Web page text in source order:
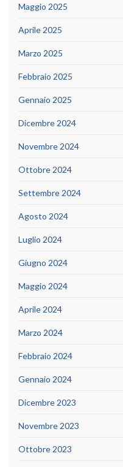
Maggio 2025
Aprile 2025
Marzo 2025
Febbraio 2025
Gennaio 2025
Dicembre 2024
Novembre 2024
Ottobre 2024
Settembre 2024
Agosto 2024
Luglio 2024
Giugno 2024
Maggio 2024
Aprile 2024
Marzo 2024
Febbraio 2024
Gennaio 2024
Dicembre 2023
Novembre 2023
Ottobre 2023